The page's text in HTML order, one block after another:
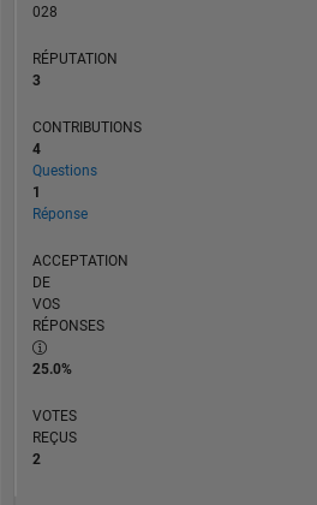
028
RÉPUTATION
3
CONTRIBUTIONS
4
Questions
1
Réponse
ACCEPTATION
DE
VOS
RÉPONSES
25.0%
VOTES
REÇUS
2